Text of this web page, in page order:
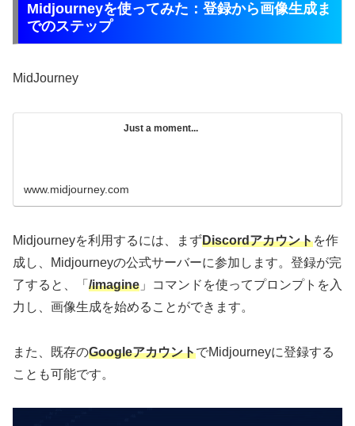
Midjourneyを使ってみた：登録から画像生成ま
でのステップ
MidJourney
Just a moment...
www.midjourney.com
Midjourneyを利用するには、まずDiscordアカウントを作
成し、Midjourneyの公式サーバーに参加します。登録が完
了すると、「 /imagine 」コマンドを使ってプロンプトを入
力し、画像生成を始めることができます。
また、既存のGoogleアカウントでMidjourneyに登録する
ことも可能です。